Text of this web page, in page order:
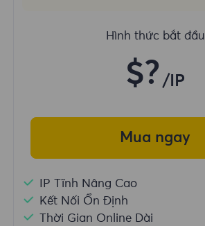
Hình thức bắt đầu
$? /IP
Mua ngay
IP Tĩnh Nâng Cao
Kết Nối Ổn Định
Thời Gian Online Dài